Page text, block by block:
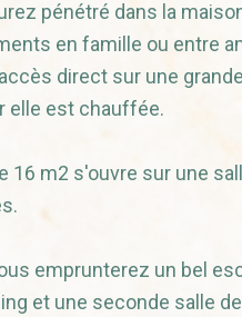
pénétré dans la
en famille ou entre
direct sur une
elle est chauffée.
16 m2 s'ouvre sur une
emprunterez un bel
et une seconde salle